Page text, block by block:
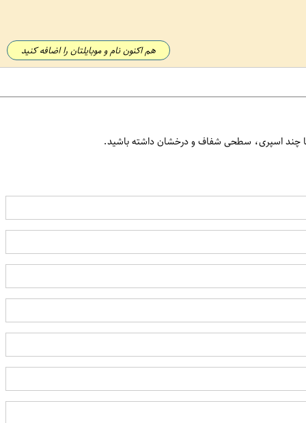
ف
هم اکنون نام و موبایلتان را اضافه کنید
با چند اسپری، سطحی شفاف و درخشان داشته باشید.